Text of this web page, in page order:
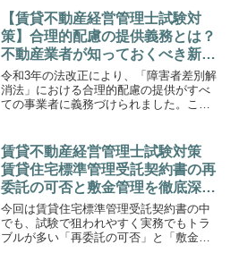
な条文知識と判例の理解が求められま
す。この記事では、頻出論点を...
【賃貸不動産経営管理士試験対
策】合理的配慮の提供義務とは？
不動産業者が知っておくべき新し
い法的責任
令和3年の法改正により、「障害者差別解
消法」における合理的配慮の提供がすべ
ての事業者に義務づけられました。これ
除くため、事業者が必要な範囲で配慮を
行うことを求める制度で...
賃貸不動産経営管理士試験対策
賃貸住宅標準管理受託契約書の再
委託の可否と敷金管理を徹底深掘
り 実務トラブル回避と得点源化
のための完全ガイド
今回は賃貸住宅標準管理受託契約書の中
でも、試験で狙われやすく実務でもトラ
ブルが多い「再委託の可否」と「敷金管